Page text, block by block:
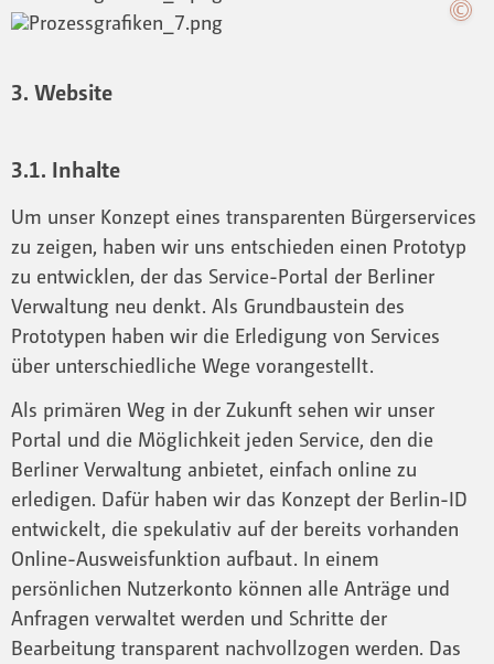
3. Website
3.1. Inhalte
Um unser Konzept eines transparenten Bürgerservices
zu zeigen, haben wir uns entschieden einen Prototyp
zu entwicklen, der das Service-Portal der Berliner
Verwaltung neu denkt. Als Grundbaustein des
Prototypen haben wir die Erledigung von Services
über unterschiedliche Wege vorangestellt.
Als primären Weg in der Zukunft sehen wir unser
Portal und die Möglichkeit jeden Service, den die
Berliner Verwaltung anbietet, einfach online zu
erledigen. Dafür haben wir das Konzept der Berlin-ID
entwickelt, die spekulativ auf der bereits vorhanden
Online-Ausweisfunktion aufbaut. In einem
persönlichen Nutzerkonto können alle Anträge und
Anfragen verwaltet werden und Schritte der
Bearbeitung transparent nachvollzogen werden. Das